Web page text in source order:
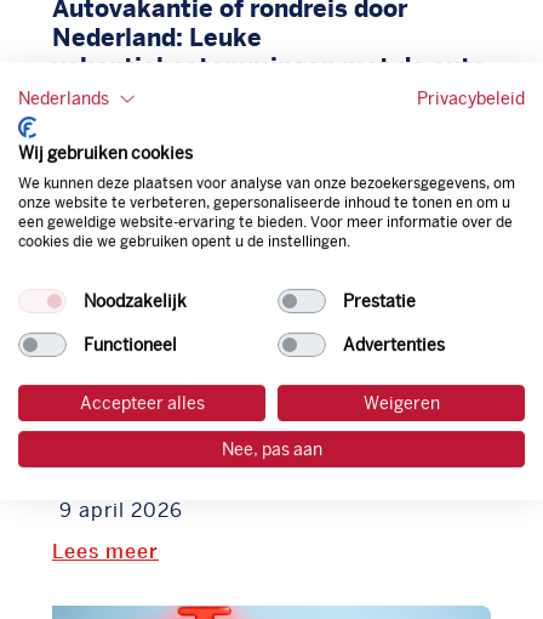
Autovakantie of rondreis door
Nederland: Leuke
vakantiebestemmingen met de auto
4 mei 2026
Lees meer
Waarom stottert je auto bij het
optrekken? Dit kun je doen
9 april 2026
Lees meer
Nederlands Privacybeleid
Wij gebruiken cookies
We kunnen deze plaatsen voor analyse van onze bezoekersgegevens, om
onze website te verbeteren, gepersonaliseerde inhoud te tonen en om u
een geweldige website-ervaring te bieden. Voor meer informatie over de
cookies die we gebruiken opent u de instellingen.
Noodzakelijk Prestatie
Functioneel Advertenties
Accepteer alles Weigeren
Nee, pas aan